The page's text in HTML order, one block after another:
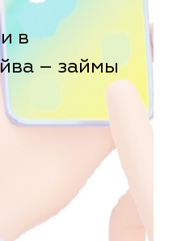
в
– займы